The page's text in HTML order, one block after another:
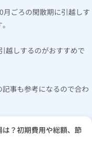
ごろの閑散期に引越しす
越しするのがおすすめで
事も参考になるので合わ
？初期費用や総額、節